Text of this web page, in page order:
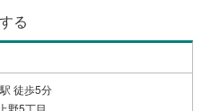
る
徒歩5分
野5丁目